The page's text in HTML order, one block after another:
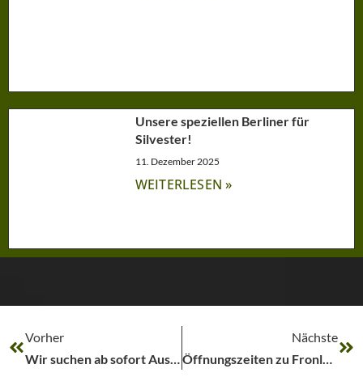
Unsere speziellen Berliner für
Silvester!
11. Dezember 2025
WEITERLESEN »
Vorher
Wir suchen ab sofort Auslieferungsfahrer bzw. Versandhelfer
Nächste
Öffnungszeiten zu Fronleichnam